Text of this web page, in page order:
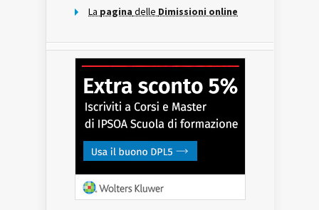
La pagina delle Dimissioni online